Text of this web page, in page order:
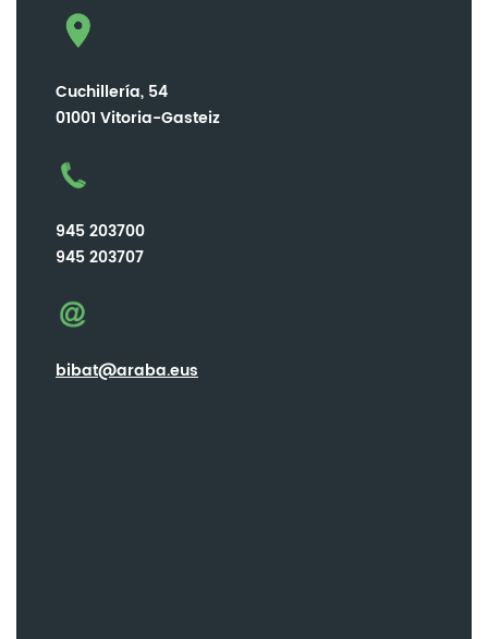
Cuchillería, 54
01001 Vitoria-Gasteiz
945 203700
945 203707
bibat@araba.eus